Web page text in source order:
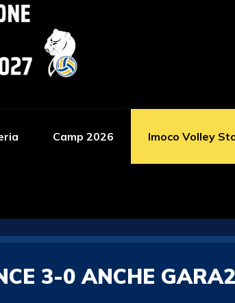
Camp 2026 Imoco Volley
3-0 ANCHE